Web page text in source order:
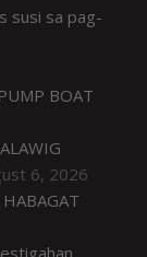
susi sa pag-
BOAT
6, 2026